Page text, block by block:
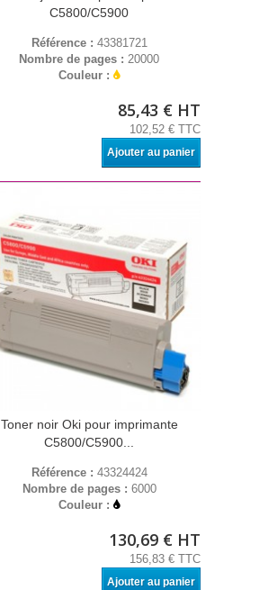
C5800/C5900
Référence : 43381721
Nombre de pages : 20000
Couleur :
85,43 € HT
102,52 € TTC
Ajouter au panier
Toner noir Oki pour imprimante
C5800/C5900...
Référence : 43324424
Nombre de pages : 6000
Couleur :
130,69 € HT
156,83 € TTC
Ajouter au panier